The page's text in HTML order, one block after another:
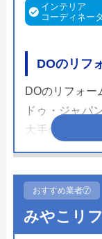
インテリア
コーディネー
DOのリフ
DOのリフォー
ドゥ・ジャパ
大手の強みを
も手厚くサポ
メーカー直接
を極限までカ
おすすめ業者⑦
みやこリ